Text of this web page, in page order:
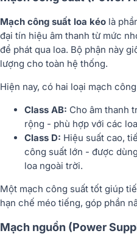
Mạch công suất loa kéo là
đại tín hiệu âm thanh từ mức
để phát qua loa. Bộ phận này
lượng cho toàn hệ thống.
Hiện nay, có hai loại mạch
Class AB: Cho âm thanh
rộng - phù hợp với các
Class D: Hiệu suất cao,
công suất lớn - được
loa ngoài trời.
Một mạch công suất tốt giúp
hạn chế méo tiếng, góp phần
Mạch nguồn (Power